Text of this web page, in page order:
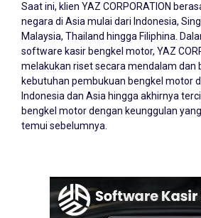
Saat ini, klien YAZ CORPORATION
negara di Asia mulai dari Indonesia,
Malaysia, Thailand hingga Filiphina.
software kasir bengkel motor, YAZ
melakukan riset secara mendalam dan
kebutuhan pembukuan bengkel motor
Indonesia dan Asia hingga akhirnya
bengkel motor dengan keunggulan
temui sebelumnya.